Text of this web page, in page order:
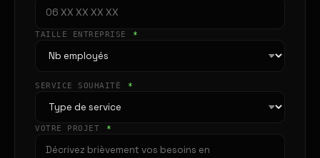
TAILLE ENTREPRISE *
SERVICE SOUHAITÉ *
VOTRE PROJET *